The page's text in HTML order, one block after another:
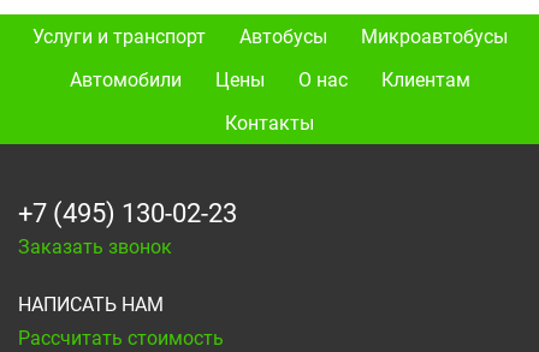
Услуги и транспорт Автобусы
Микроавтобусы
Автомобили
Цены О нас
Клиентам
Контакты
+7 (495) 130-02-23
Заказать звонок
НАПИСАТЬ НАМ
Рассчитать стоимость